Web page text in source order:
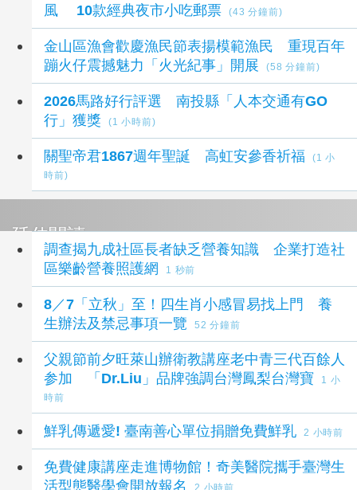
風 10款經典夜市小吃郵票
(43 分鐘前)
金山區漁會歡慶漁民節表揚模範漁民 重現百年
蹦火仔震撼魅力「火光紀事」開展
(58 分鐘前)
2026馬路好行評選 南投縣「人本交通有GO
行」獲獎
(1 小時前)
關聖帝君1867週年聖誕 高虹安參香祈福
(1 小
時前)
延伸閱讀
調查揭九成社區長者缺乏營養知識 企業打造社
區樂齡營養照護網
1 秒前
8／7「立秋」至！四生肖小感冒易找上門 養
生辦法及禁忌事項一覽
52 分鐘前
父親節前夕旺萊山辦衛教講座老中青三代百餘人
参加 「Dr.Liu」品牌強調台灣鳳梨台灣寶
1 小
時前
鮮乳傳遞愛! 臺南善心單位捐贈免費鮮乳 2 小時前
免費健康講座走進博物館！奇美醫院攜手臺灣生
活型態醫學會開放報名
2 小時前